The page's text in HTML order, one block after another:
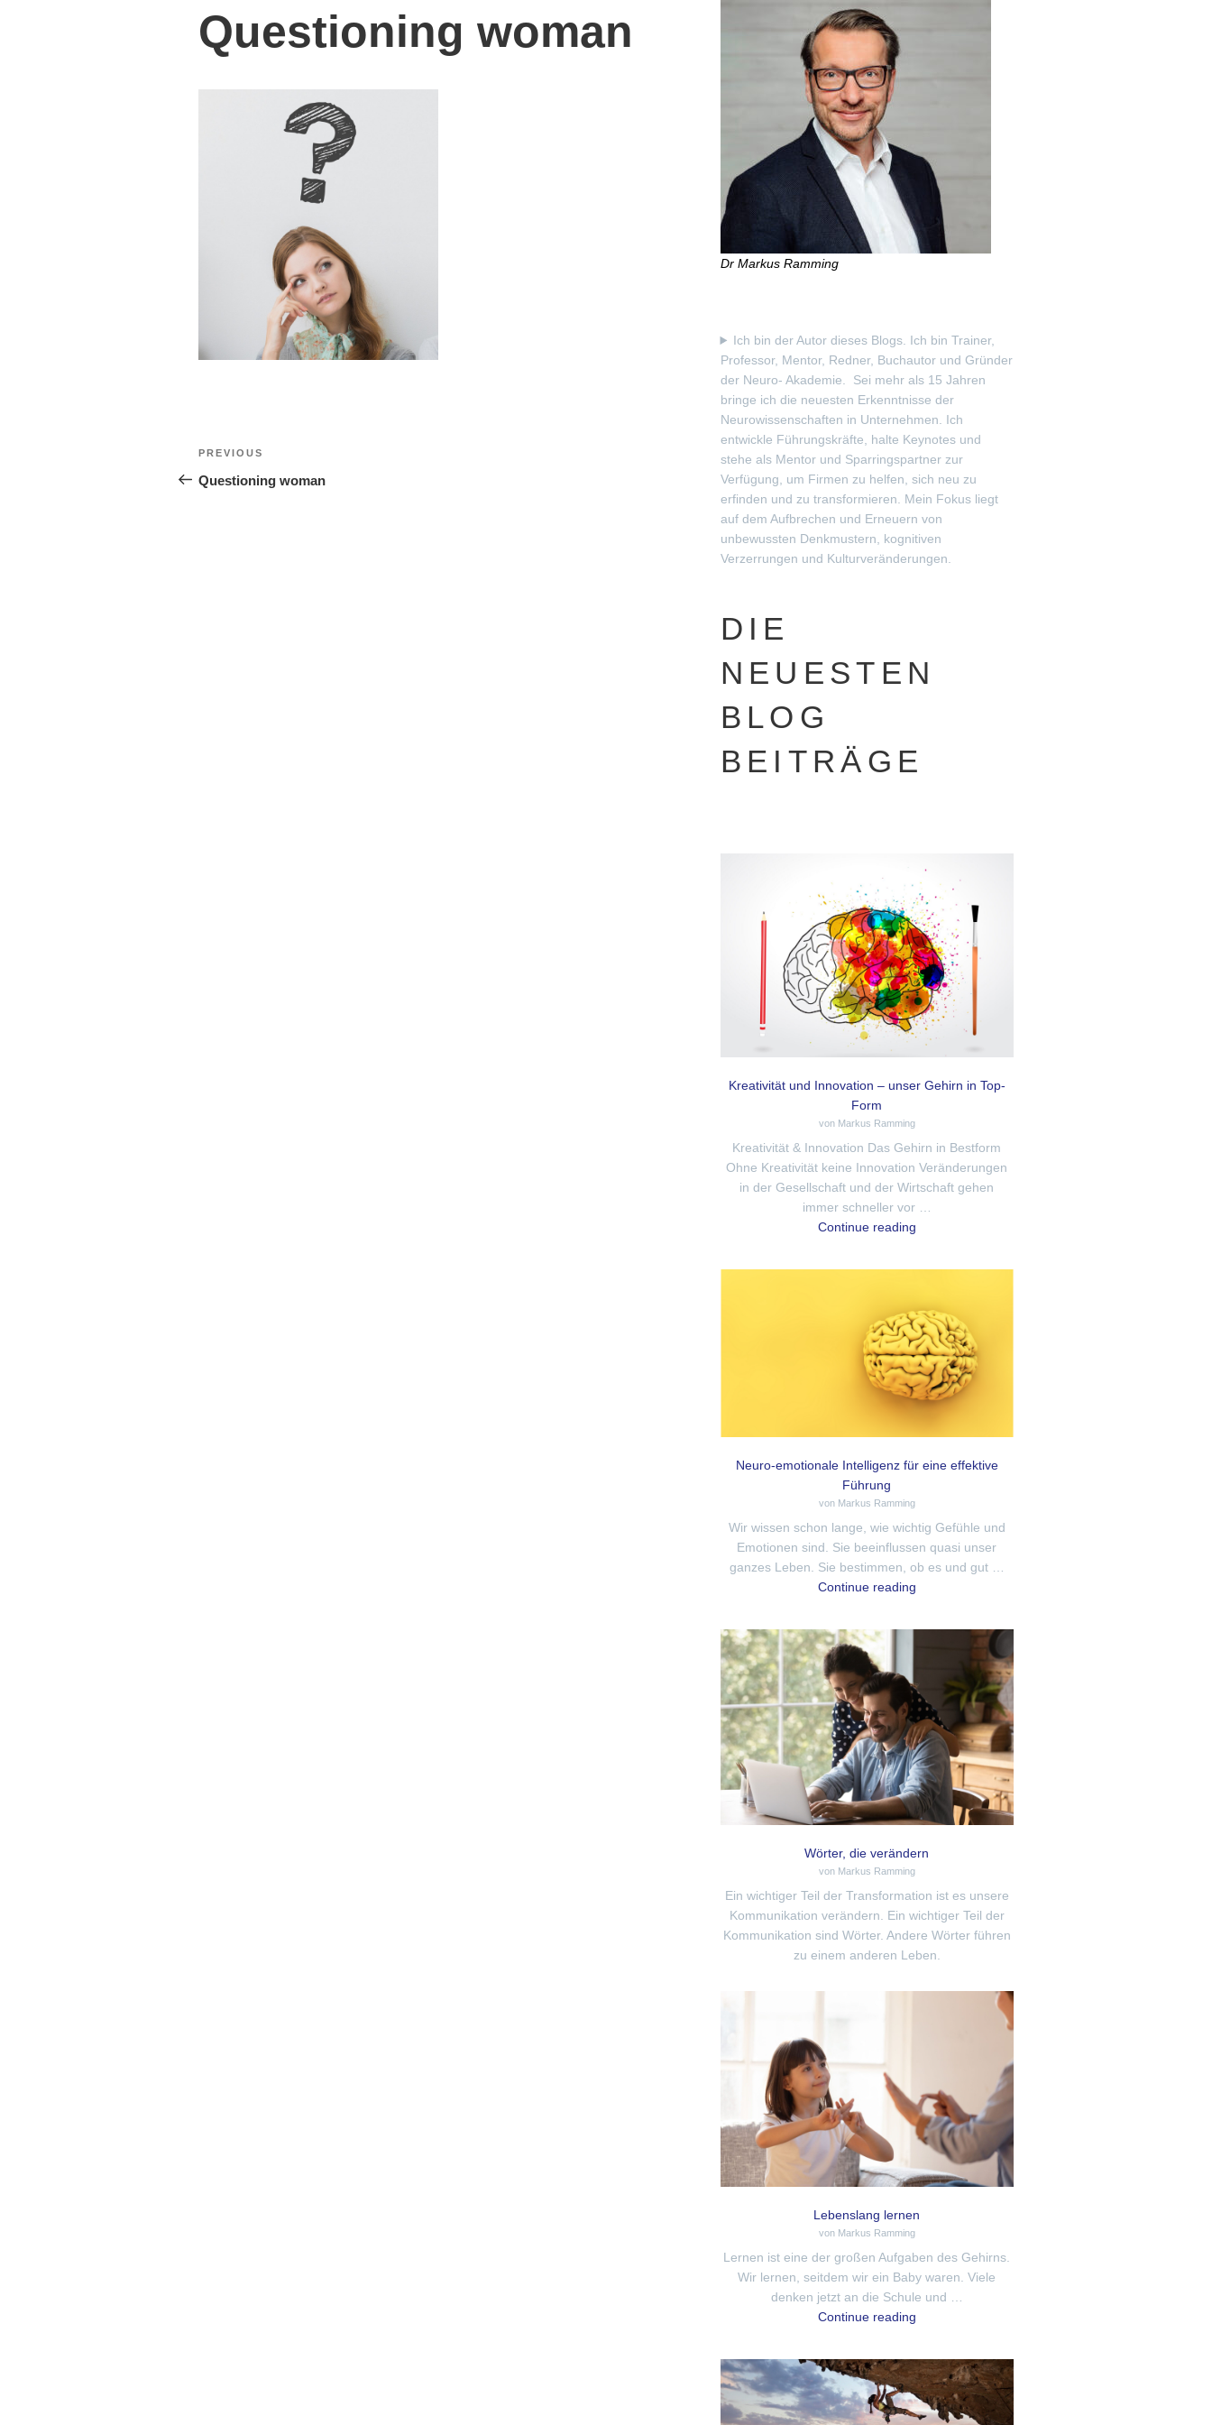
Questioning woman
PREVIOUS
Questioning woman
Dr Markus Ramming
Ich bin der Autor dieses Blogs. Ich bin Trainer,
Professor, Mentor, Redner, Buchautor und Gründer
der Neuro- Akademie. Sei mehr als 15 Jahren
bringe ich die neuesten Erkenntnisse der
Neurowissenschaften in Unternehmen. Ich
entwickle Führungskräfte, halte Keynotes und
stehe als Mentor und Sparringspartner zur
Verfügung, um Firmen zu helfen, sich neu zu
erfinden und zu transformieren. Mein Fokus liegt
auf dem Aufbrechen und Erneuern von
unbewussten Denkmustern, kognitiven
Verzerrungen und Kulturveränderungen.
DIE
NEUESTEN
BLOG
BEITRÄGE
Kreativität und Innovation – unser Gehirn in Top-
Form
von Markus Ramming
Kreativität & Innovation Das Gehirn in Bestform
Ohne Kreativität keine Innovation Veränderungen
in der Gesellschaft und der Wirtschaft gehen
immer schneller vor …
Continue reading
Neuro-emotionale Intelligenz für eine effektive
Führung
von Markus Ramming
Wir wissen schon lange, wie wichtig Gefühle und
Emotionen sind. Sie beeinflussen quasi unser
ganzes Leben. Sie bestimmen, ob es und gut …
Continue reading
Wörter, die verändern
von Markus Ramming
Ein wichtiger Teil der Transformation ist es unsere
Kommunikation verändern. Ein wichtiger Teil der
Kommunikation sind Wörter. Andere Wörter führen
zu einem anderen Leben.
Lebenslang lernen
von Markus Ramming
Lernen ist eine der großen Aufgaben des Gehirns.
Wir lernen, seitdem wir ein Baby waren. Viele
denken jetzt an die Schule und …
Continue reading